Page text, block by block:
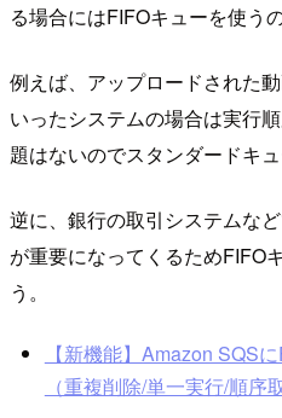
る場合にはFIFOキューを使う
例えば、アップロードされた
いったシステムの場合は実行
題はないのでスタンダードキ
逆に、銀行の取引システムな
が重要になってくるためFIFO
う。
【新機能】Amazon SQS
（重複削除/単一実行/順序